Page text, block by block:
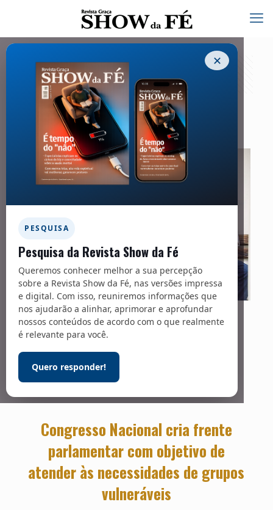
✕
PESQUISA
Pesquisa da Revista Show da Fé
Queremos conhecer melhor a sua percepção
sobre a Revista Show da Fé, nas versões impressa
e digital. Com isso, reuniremos informações que
nos ajudarão a alinhar, aprimorar e aprofundar
nossos conteúdos de acordo com o que realmente
é relevante para você.
Quero responder!
Brasil
01/05/2021
Foto: Fotos Públicas / Giulian Serafim – PMPA
Pela dignidade
humana
Congresso Nacional cria frente
parlamentar com objetivo de
atender às necessidades de grupos
vulneráveis